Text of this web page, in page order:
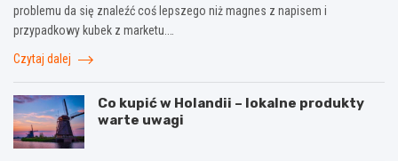
problemu da się znaleźć coś lepszego niż magnes z napisem i
przypadkowy kubek z marketu.…
Czytaj dalej
Co kupić w Holandii – lokalne produkty
warte uwagi